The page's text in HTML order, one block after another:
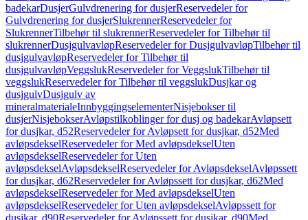
badekarDusjerGulvdrenering for dusjerReservedeler for
Gulvdrenering for dusjerSlukrennerReservedeler for
SlukrennerTilbehør til slukrennerReservedeler for Tilbehør til
slukrennerDusjgulvavløpReservedeler for DusjgulvavløpTilbehør til
dusjgulvavløpReservedeler for Tilbehør til
dusjgulvavløpVeggslukReservedeler for VeggslukTilbehør til
veggslukReservedeler for Tilbehør til veggslukDusjkar og
dusjgulvDusjgulv av
mineralmaterialeInnbyggingselementerNisjebokser til
dusjerNisjebokserAvløpstilkoblinger for dusj og badekarAvløpsett
for dusjkar, d52Reservedeler for Avløpsett for dusjkar, d52Med
avløpsdekselReservedeler for Med avløpsdekselUten
avløpsdekselReservedeler for Uten
avløpsdekselAvløpsdekselReservedeler for AvløpsdekselAvløpssett
for dusjkar, d62Reservedeler for Avløpssett for dusjkar, d62Med
avløpsdekselReservedeler for Med avløpsdekselUten
avløpsdekselReservedeler for Uten avløpsdekselAvløpssett for
dusjkar, d90Reservedeler for Avløpssett for dusjkar, d90Med